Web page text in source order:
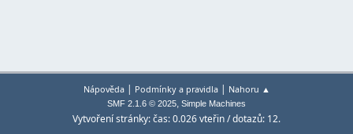
Nápověda| Podmínky a pravidla| Nahoru ▲
SMF 2.1.6 © 2025, Simple Machines
Vytvoření stránky: čas: 0.026 vteřin / dotazů: 12.